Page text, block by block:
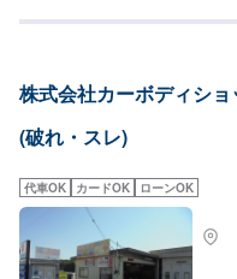
いたします。お車のことでご不
ございます。オファーをいただ
見積もりや作業の可否をお伝え
業の流れ】【1】お問い合わせ【
【代車について】作業中にお車
もできますので事前にご相談く
だけ、ほぼすべてにETC、ナビ
ご負担いただいております。【
お問い合わせください。営業時間
株式会社カーボディシ
(破れ・スレ)
代車OK カードOK ローンOK